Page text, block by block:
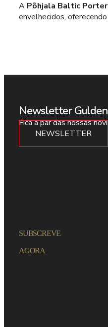
A Põhjala Baltic Porter
envelhecidos,
Newsletter
Fica a par das nossas
NEWSLETTER
SUBSCREVE
AGORA